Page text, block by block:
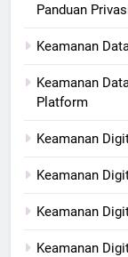
Panduan
Keamanan
Keamanan
Platform
Keamanan
Keamanan
Keamanan
Keamanan